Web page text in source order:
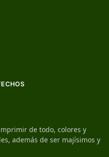
de todo, colores y
además de ser majísimos y